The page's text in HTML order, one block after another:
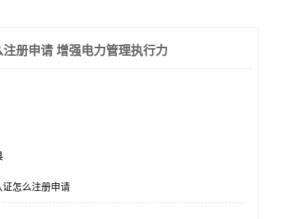
册申请 增强电力管理执行力
证怎么注册申请